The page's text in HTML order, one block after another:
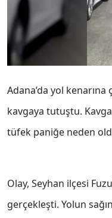
Adana’da yol
kavgaya tutuştu. Kavga
tüfek paniğe neden
Olay, Seyhan ilçesi
gerçekleşti. Yolun